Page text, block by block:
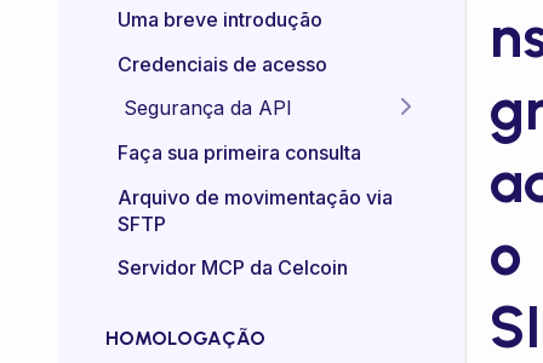
Uma breve introdução
Credenciais de acesso
Segurança da API
Idempotência das APIs
Certificado mTLS
control)
Faça sua primeira consulta
Arquivo de movimentação via
SFTP
Servidor MCP da Celcoin
HOMOLOGAÇÃO
o
SI